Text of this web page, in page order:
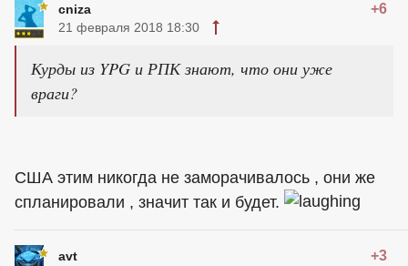
cniza +6
21 февраля 2018 18:30
Курды из YPG и РПК знают, что они уже
враги?
США этим никогда не заморачивалось , они же
спланировали , значит так и будет.
avt +3